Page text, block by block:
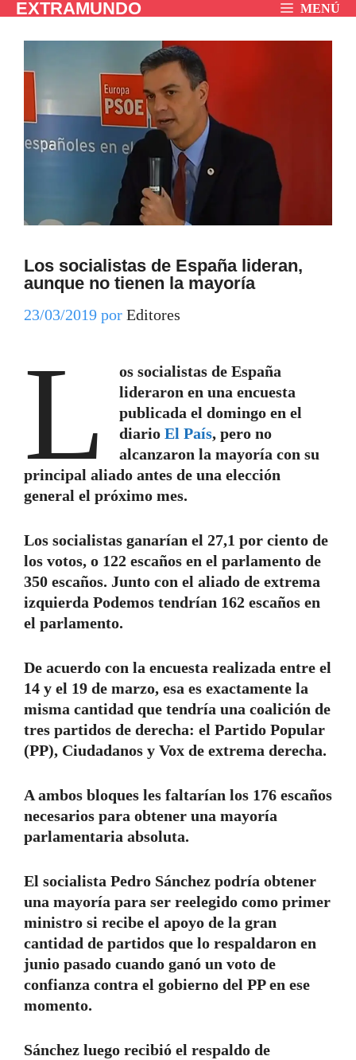
SaltarEXTRAMUNDO MENÚ
Los socialistas de España lideran,
aunque no tienen la mayoría
23/03/2019 por Editores
L
os socialistas de España
lideraron en una encuesta
publicada el domingo en el
diario El País, pero no
alcanzaron la mayoría con su
principal aliado antes de una elección
general el próximo mes.
Los socialistas ganarían el 27,1 por ciento de
los votos, o 122 escaños en el parlamento de
350 escaños. Junto con el aliado de extrema
izquierda Podemos tendrían 162 escaños en
el parlamento.
De acuerdo con la encuesta realizada entre el
14 y el 19 de marzo, esa es exactamente la
misma cantidad que tendría una coalición de
tres partidos de derecha: el Partido Popular
(PP), Ciudadanos y Vox de extrema derecha.
A ambos bloques les faltarían los 176 escaños
necesarios para obtener una mayoría
parlamentaria absoluta.
El socialista Pedro Sánchez podría obtener
una mayoría para ser reelegido como primer
ministro si recibe el apoyo de la gran
cantidad de partidos que lo respaldaron en
junio pasado cuando ganó un voto de
confianza contra el gobierno del PP en ese
momento.
Sánchez luego recibió el respaldo de